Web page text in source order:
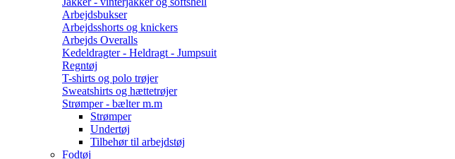
Arbejdsbukser
Arbejdsshorts og knickers
Arbejds Overalls
Kedeldragter - Heldragt - Jumpsuit
Regntøj
T-shirts og polo trøjer
Sweatshirts og hættetrøjer
Strømper - bælter m.m
Strømper
Undertøj
Tilbehør til arbejdstøj
Fodtøj